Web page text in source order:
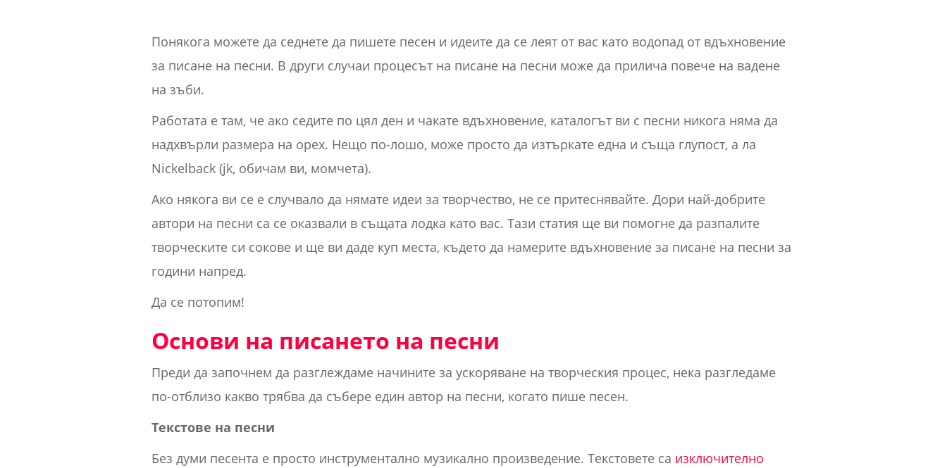
Понякога можете да седнете да пишете песен и идеите да се леят от вас като водопад от вдъхновение
за писане на песни. В други случаи процесът на писане на песни може да прилича повече на вадене
на зъби.
Работата е там, че ако седите по цял ден и чакате вдъхновение, каталогът ви с песни никога няма да
надхвърли размера на орех. Нещо по-лошо, може просто да изтъркате една и съща глупост, а ла
Nickelback (jk, обичам ви, момчета).
Ако някога ви се е случвало да нямате идеи за творчество, не се притеснявайте. Дори най-добрите
автори на песни са се оказвали в същата лодка като вас. Тази статия ще ви помогне да разпалите
творческите си сокове и ще ви даде куп места, където да намерите вдъхновение за писане на песни за
години напред.
Да се потопим!
Основи на писането на песни
Преди да започнем да разглеждаме начините за ускоряване на творческия процес, нека разгледаме
по-отблизо какво трябва да събере един автор на песни, когато пише песен.
Текстове на песни
Без думи песента е просто инструментално музикално произведение. Текстовете са изключително